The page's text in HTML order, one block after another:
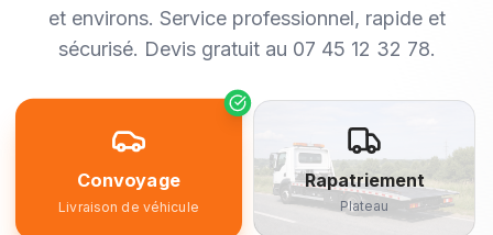
et environs. Service professionnel, rapide et
sécurisé. Devis gratuit au 07 45 12 32 78.
Convoyage
Livraison de véhicule
Rapatriement
Plateau